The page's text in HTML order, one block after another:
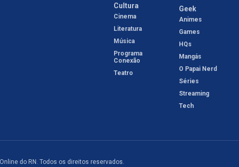
Cultura
Cinema
Literatura
Música
Programa
Conexão
Teatro
Geek
Animes
Games
HQs
Mangás
O Papai Nerd
Séries
Streaming
Tech
do RN. Todos os direitos reservados.